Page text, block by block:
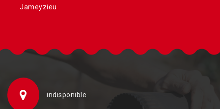
Jameyzieu
indisponible